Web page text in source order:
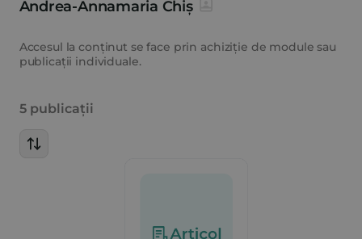
Andrea-Annamaria Chiș
Accesul la conținut se face prin achiziție de module sau
publicații individuale.
5 publicații